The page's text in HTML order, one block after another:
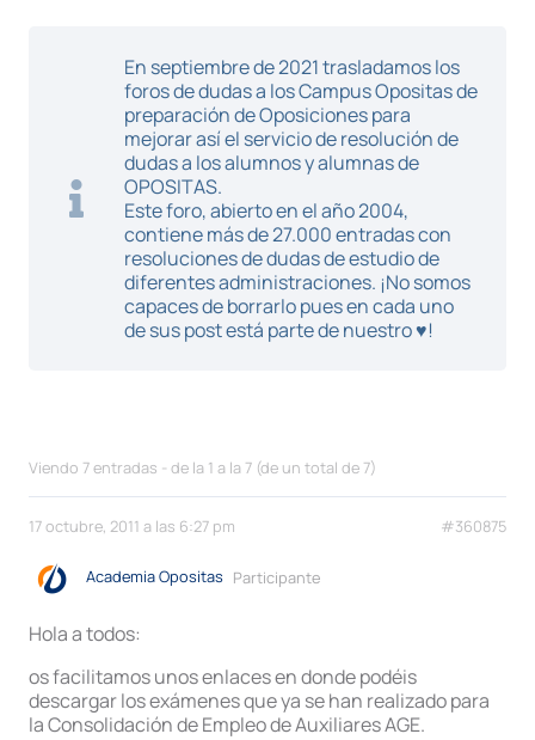
En septiembre de 2021 trasladamos los
foros de dudas a los Campus Opositas de
preparación de Oposiciones para
mejorar así el servicio de resolución de
dudas a los alumnos y alumnas de
OPOSITAS.
Este foro, abierto en el año 2004,
contiene más de 27.000 entradas con
resoluciones de dudas de estudio de
diferentes administraciones. ¡No somos
capaces de borrarlo pues en cada uno
de sus post está parte de nuestro ♥!
Viendo 7 entradas - de la 1 a la 7 (de un total de 7)
17 octubre, 2011 a las 6:27 pm #360875
Academia Opositas Participante
Hola a todos:
os facilitamos unos enlaces en donde podéis
descargar los exámenes que ya se han realizado para
la Consolidación de Empleo de Auxiliares AGE.